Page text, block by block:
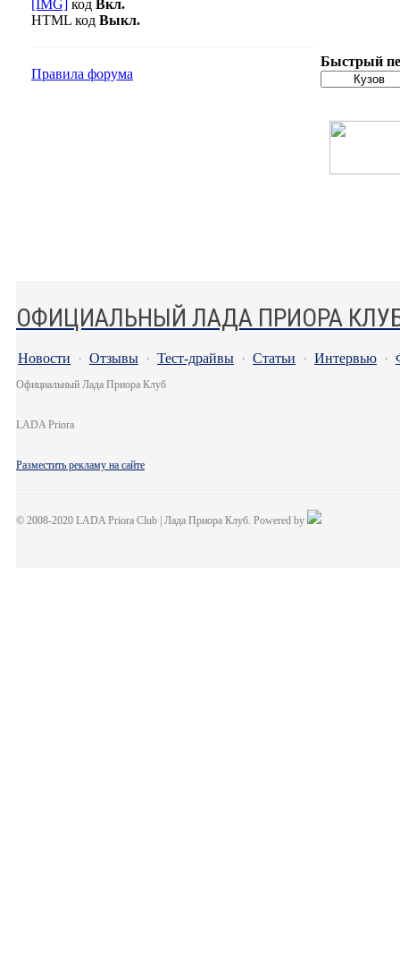
[IMG] код Вкл.
HTML код Выкл.
Правила форума
Быстрый
ОФИЦИАЛЬНЫЙ ЛАДА ПРИОРА
Новости · Отзывы · Тест-драйвы · Статьи · Интервью ·
Официальный Лада Приора Клуб
LADA Priora
Разместить рекламу на сайте
© 2008-2020 LADA Priora Club | Лада Приора Клуб. Powered by